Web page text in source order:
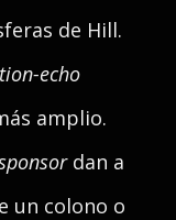
de Hill.
echo
amplio.
dan a
un colono o